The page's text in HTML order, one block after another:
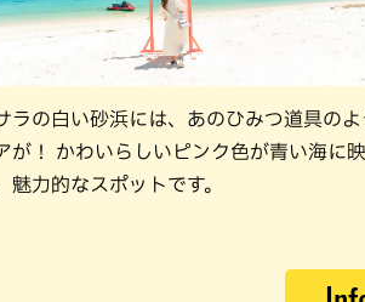
ラの白い砂浜には、あのひみつ道具のよ
が！ かわいらしいピンク色が青い海に映
魅力的なスポットです。